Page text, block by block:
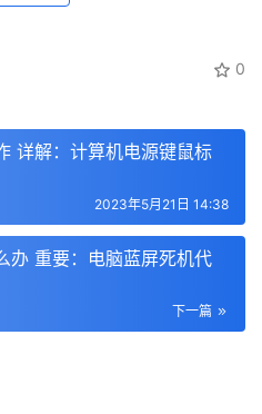
0
详解：计算机电源键鼠标
2023年5月21日 14:38
办 重要：电脑蓝屏死机代
下一篇